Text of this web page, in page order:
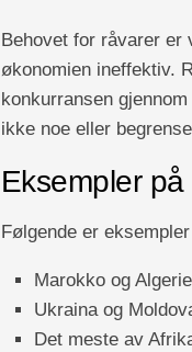
Behovet for råvarer er
økonomien ineffektiv.
konkurransen
ikke noe eller
Eksempler
Følgende er
Marokko og
Ukraina og
Det meste av